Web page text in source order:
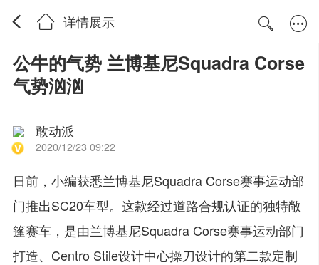
详情展示
公牛的气势 兰博基尼Squadra Corse
气势汹汹
敢动派
2020/12/23 09:22
日前，小编获悉兰博基尼Squadra Corse赛事运动部
门推出SC20车型。这款经过道路合规认证的独特敞
篷赛车，是由兰博基尼Squadra Corse赛事运动部门
打造、Centro Stile设计中心操刀设计的第二款定制